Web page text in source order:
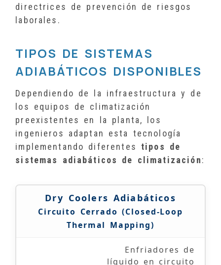
directrices de prevención de riesgos
laborales.
TIPOS DE SISTEMAS
ADIABÁTICOS DISPONIBLES
Dependiendo de la infraestructura y de
los equipos de climatización
preexistentes en la planta, los
ingenieros adaptan esta tecnología
implementando diferentes tipos de
sistemas adiabáticos de climatización:
Dry Coolers Adiabáticos
Circuito Cerrado (Closed-Loop
Thermal Mapping)
Enfriadores de
líquido en circuito